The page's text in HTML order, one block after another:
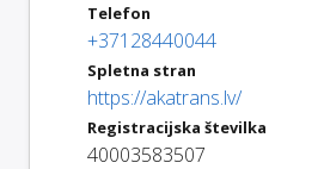
Telefon
+37128440044
Spletna stran
https://akatrans.lv/
Registracijska številka
40003583507